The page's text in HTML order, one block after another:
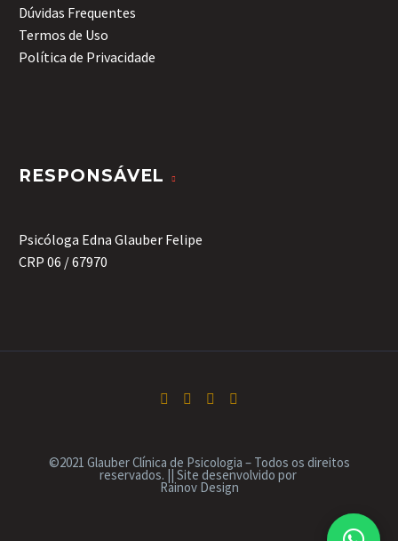
Dúvidas Frequentes
Termos de Uso
Política de Privacidade
RESPONSÁVEL
Psicóloga Edna Glauber Felipe
CRP 06 / 67970
©2021 Glauber Clínica de Psicologia – Todos os direitos
reservados. || Site desenvolvido por
Rainov Design